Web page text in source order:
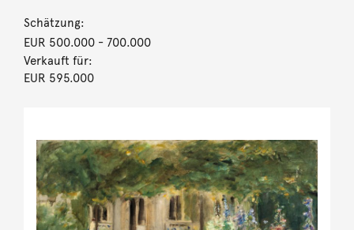
Schätzung:
EUR 500.000- 700.000
Verkauft für:
EUR 595.000